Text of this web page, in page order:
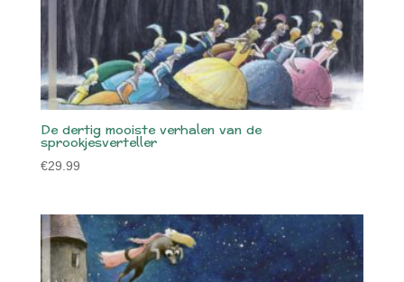
De dertig mooiste verhalen van de
sprookjesverteller
€29.99